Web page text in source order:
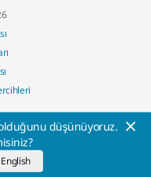
düşünüyoruz.
English